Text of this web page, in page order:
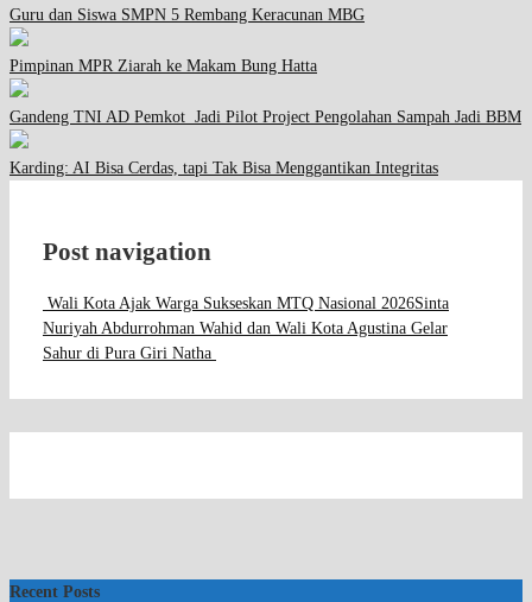
Guru dan Siswa SMPN 5 Rembang Keracunan MBG
Pimpinan MPR Ziarah ke Makam Bung Hatta
Gandeng TNI AD Pemkot Jadi Pilot Project Pengolahan Sampah Jadi BBM
Karding: AI Bisa Cerdas, tapi Tak Bisa Menggantikan Integritas
Post navigation
Wali Kota Ajak Warga Sukseskan MTQ Nasional 2026Sinta
Nuriyah Abdurrohman Wahid dan Wali Kota Agustina Gelar
Sahur di Pura Giri Natha
Recent Posts